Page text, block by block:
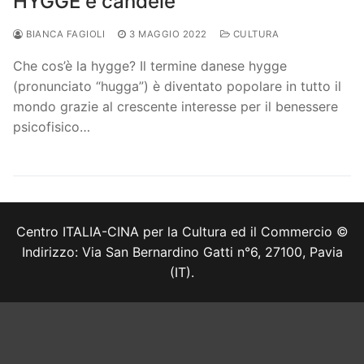
BIANCA FAGIOLI 3 MAGGIO 2022 CULTURA
Che cos’è la hygge? Il termine danese hygge
(pronunciato “hugga”) è diventato popolare in tutto il
mondo grazie al crescente interesse per il benessere
psicofisico…
Centro ITALIA-CINA per la Cultura ed il Commercio ©
Indirizzo: Via San Bernardino Gatti n°6, 27100, Pavia
(IT).